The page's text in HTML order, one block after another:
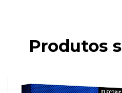
Produtos